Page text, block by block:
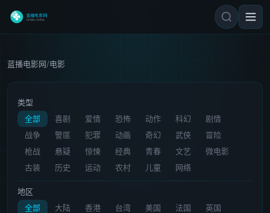
蓝播电影网/电影
类型
全部
喜剧 爱情 恐怖 动作 科幻
剧情
战争
警匪 犯罪 动画 奇幻 武侠
冒险
枪战
悬疑 惊悚 经典 青春 文艺
微电影
古装
历史 运动 农村 儿童 网络
地区
全部
大陆 香港 台湾 美国 法国
英国